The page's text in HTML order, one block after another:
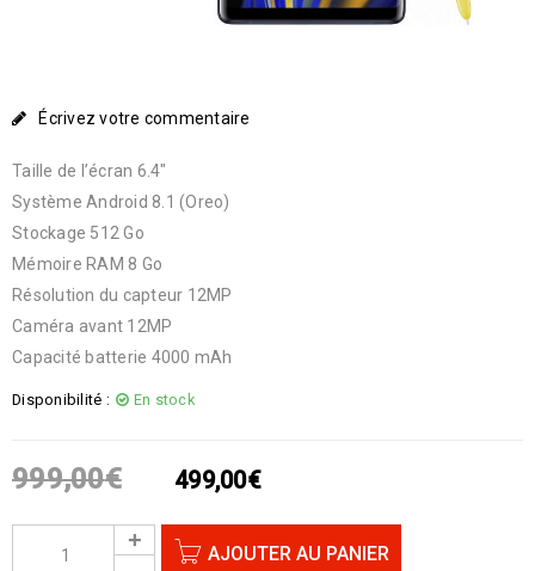
Écrivez votre commentaire
Taille de l’écran 6.4″
Système Android 8.1 (Oreo)
Stockage 512 Go
Mémoire RAM 8 Go
Résolution du capteur 12MP
Caméra avant 12MP
Capacité batterie 4000 mAh
Disponibilité : En stock
999,00€ 499,00€
AJOUTER AU PANIER